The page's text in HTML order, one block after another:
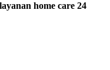
home care 24